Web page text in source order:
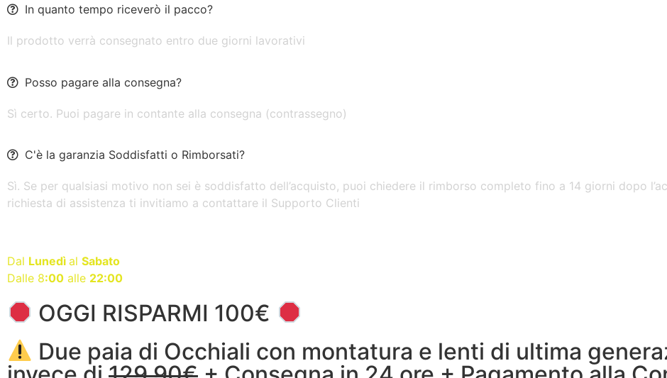
In quanto tempo riceverò il pacco?
Il prodotto verrà consegnato entro due giorni lavorativi
Posso pagare alla consegna?
Sì certo. Puoi pagare in contante alla consegna (contrassegno)
C'è la garanzia Soddisfatti o Rimborsati?
Sì. Se per qualsiasi motivo non sei è soddisfatto dell’acquisto, puoi chiedere il rimborso completo fino a 14 giorni dopo
richiesta di assistenza ti invitiamo a contattare il Supporto Clienti
Dal Lunedì al Sabato
Dalle 8:00 alle 22:00
OGGI RISPARMI 100€
Due paia di Occhiali con montatura e lenti di ultima